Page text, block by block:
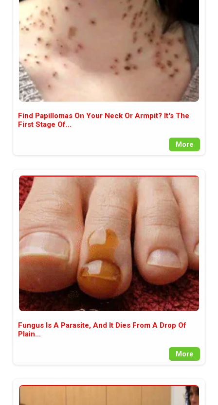
аудитория, затова държим на
прозрачност и коректност от
наша страна. Поднасяме ви
новините такива, каквито са. В
пълния си потенциал.
Find Papillomas On Your Neck Or Armpit? It's The
First Stage Of...
More
Fungus Is A Parasite, And It Dies From A Drop Of
Plain...
More